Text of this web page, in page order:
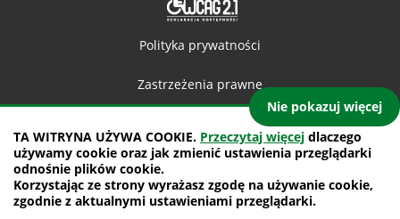
TA WITRYNA UŻYWA COOKIE. Przeczytaj więcej dlaczego
używamy cookie oraz jak zmienić ustawienia przeglądarki
odnośnie plików cookie.
Korzystając ze strony wyrażasz zgodę na używanie cookie,
zgodnie z aktualnymi ustawieniami przeglądarki.
Nie pokazuj więcej
Polityka prywatności
Zastrzeżenia prawne
Mapa witryny
projekt: IntraCOM.pl